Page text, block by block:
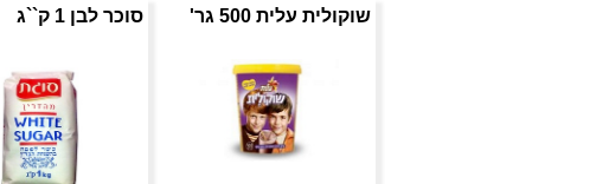
שוקולית עלית 500 גר' סוכר לבן 1 ק``ג